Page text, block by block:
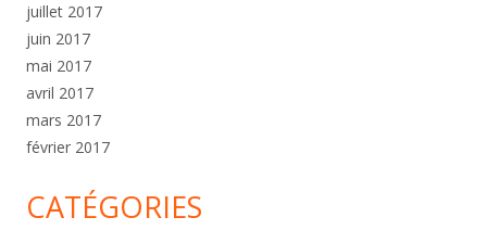
juillet 2017
juin 2017
mai 2017
avril 2017
mars 2017
février 2017
CATÉGORIES